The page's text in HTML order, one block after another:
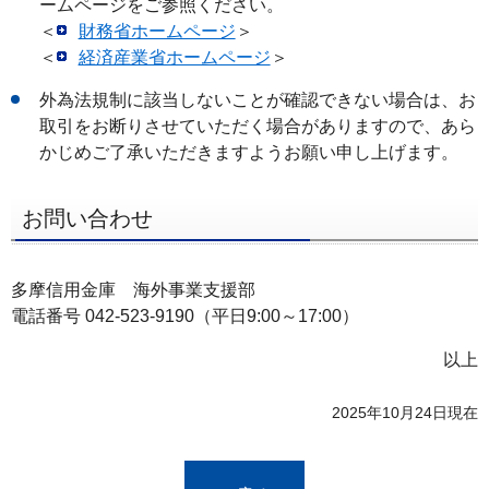
ームページをご参照ください。
＜
財務省ホームページ ＞
＜
経済産業省ホームページ ＞
外為法規制に該当しないことが確認できない場合は、お
取引をお断りさせていただく場合がありますので、あら
かじめご了承いただきますようお願い申し上げます。
お問い合わせ
多摩信用金庫 海外事業支援部
電話番号 042-523-9190（平日9:00～17:00）
以上
2025年10月24日現在